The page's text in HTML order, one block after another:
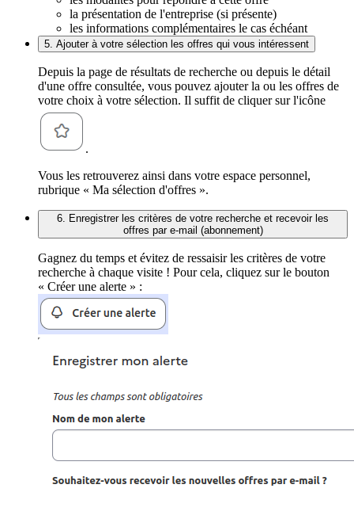
la présentation de l'entreprise (si présente)
les informations complémentaires le cas échéant
5. Ajouter à votre sélection les offres qui vous intéressent
Depuis la page de résultats de recherche ou depuis le détail
d'une offre consultée, vous pouvez ajouter la ou les offres de
votre choix à votre sélection. Il suffit de cliquer sur l'icône
.
Vous les retrouverez ainsi dans votre espace personnel,
rubrique « Ma sélection d'offres ».
6. Enregistrer les critères de votre recherche et recevoir les
offres par e-mail (abonnement)
Gagnez du temps et évitez de ressaisir les critères de votre
recherche à chaque visite ! Pour cela, cliquez sur le bouton
« Créer une alerte » :